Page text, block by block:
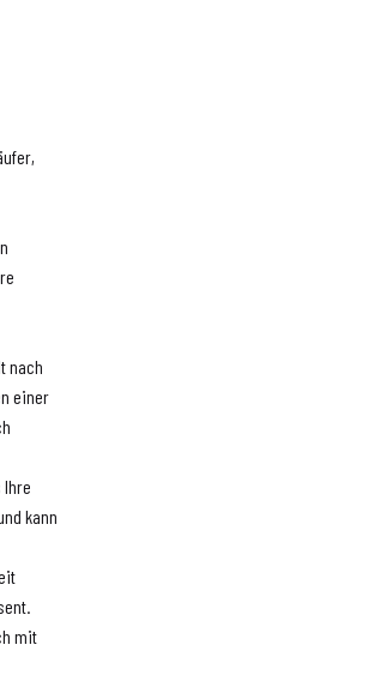
nach
einer
kann
mit